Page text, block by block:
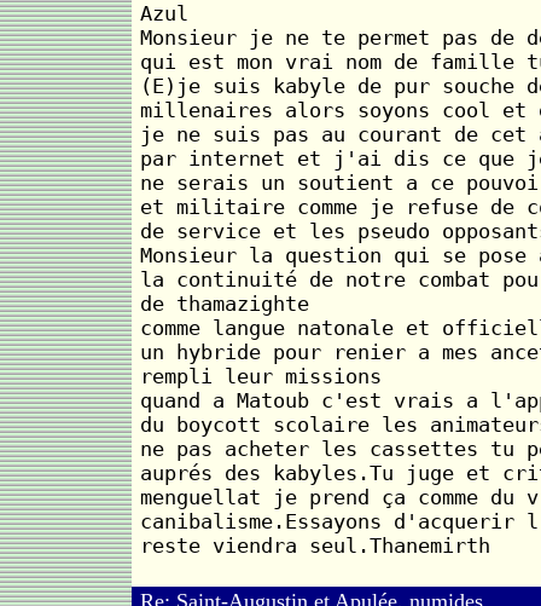
Azul
Monsieur je ne te permet pas de
qui est mon vrai nom de famille
(E)je suis kabyle de pur souche
millenaires alors soyons cool et
je ne suis pas au courant de
par internet et j'ai dis ce que
ne serais un soutient a ce
et militaire comme je refuse de
de service et les pseudo
Monsieur la question qui se
la continuité de notre combat
de thamazighte
comme langue natonale et
un hybride pour renier a mes
rempli leur missions
quand a Matoub c'est vrais a
du boycott scolaire les
ne pas acheter les cassettes tu
auprés des kabyles.Tu juge et
menguellat je prend ça comme du
canibalisme.Essayons
reste viendra seul.Thanemirth
Re: Saint-Augustin et Apulée, numides